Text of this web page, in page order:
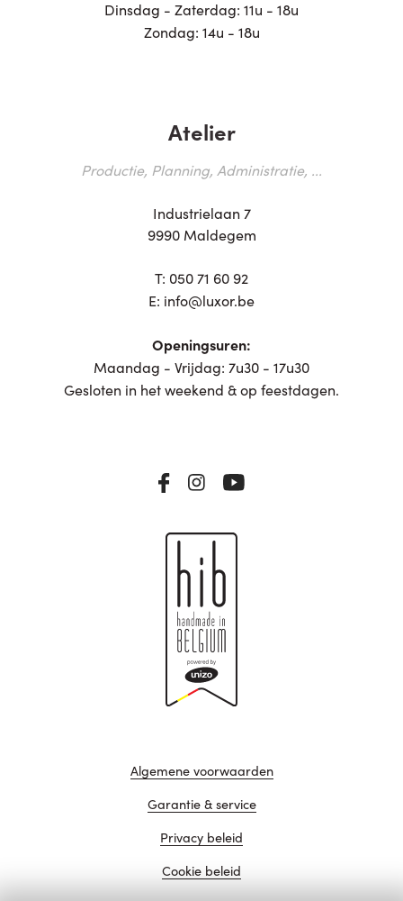
Dinsdag - Zaterdag: 11u - 18u
Zondag: 14u - 18u
Atelier
Productie, Planning, Administratie, ...
Industrielaan 7
9990 Maldegem
T: 050 71 60 92
E: info@luxor.be
Openingsuren:
Maandag - Vrijdag: 7u30 - 17u30
Gesloten in het weekend & op feestdagen.
Algemene voorwaarden
Garantie & service
Privacy beleid
Cookie beleid